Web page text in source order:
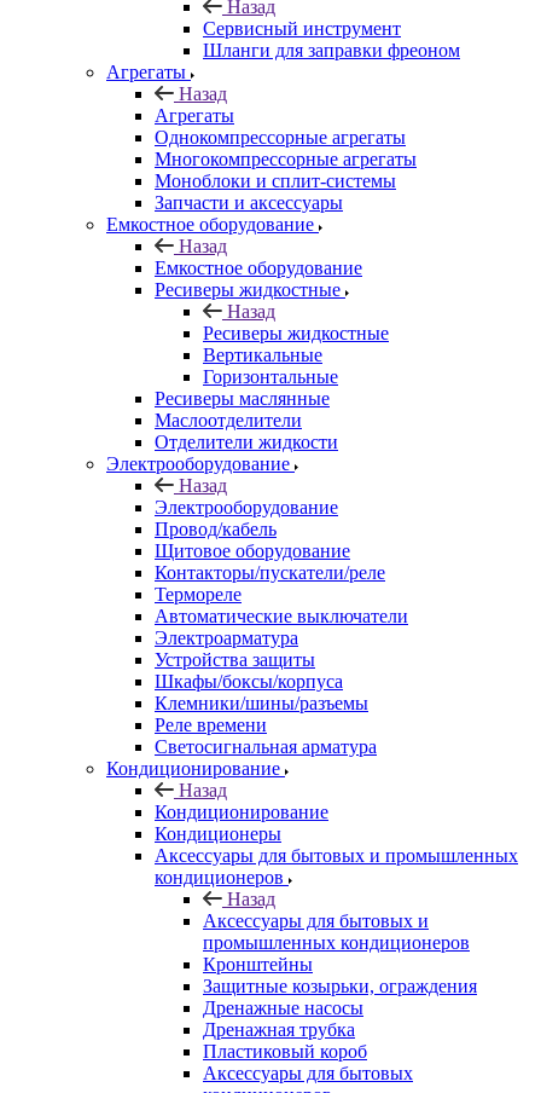
Назад
Сервисный инструмент
Шланги для заправки фреоном
Агрегаты
Назад
Агрегаты
Однокомпрессорные агрегаты
Многокомпрессорные агрегаты
Моноблоки и сплит-системы
Запчасти и аксессуары
Емкостное оборудование
Назад
Емкостное оборудование
Ресиверы жидкостные
Назад
Ресиверы жидкостные
Вертикальные
Горизонтальные
Ресиверы маслянные
Маслоотделители
Отделители жидкости
Электрооборудование
Назад
Электрооборудование
Провод/кабель
Щитовое оборудование
Контакторы/пускатели/реле
Термореле
Автоматические выключатели
Электроарматура
Устройства защиты
Шкафы/боксы/корпуса
Клемники/шины/разъемы
Реле времени
Светосигнальная арматура
Кондиционирование
Назад
Кондиционирование
Кондиционеры
Аксессуары для бытовых и промышленных
кондиционеров
Назад
Аксессуары для бытовых и
промышленных кондиционеров
Кронштейны
Защитные козырьки, ограждения
Дренажные насосы
Дренажная трубка
Пластиковый короб
Аксессуары для бытовых